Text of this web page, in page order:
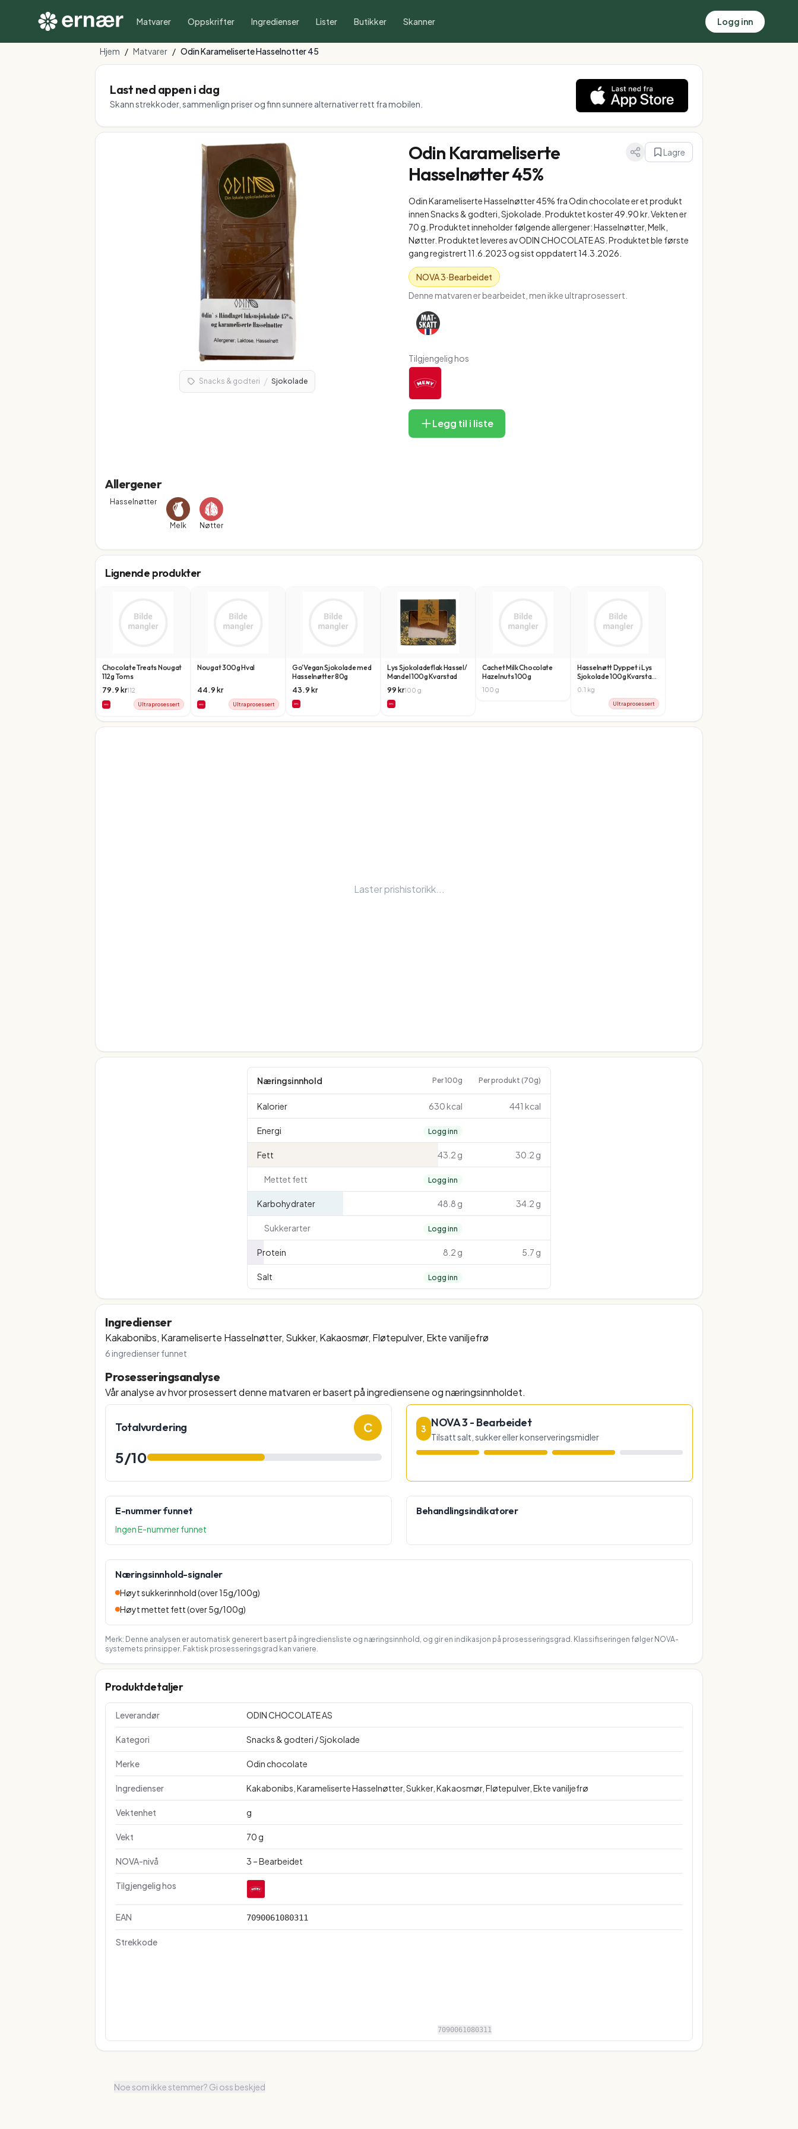
Matvarer Oppskrifter Ingredienser Lister Butikker Skanner Logg inn
Hjem / Matvarer / Odin Karameliserte Hasselnotter 45
Last ned appen i dag
Skann strekkoder, sammenlign priser og finn sunnere alternativer rett fra mobilen.
Snacks & godteri / Sjokolade
Odin Karameliserte
Hasselnøtter 45%
Lagre
Odin Karameliserte Hasselnøtter 45% fra Odin chocolate er et produkt
innen Snacks & godteri, Sjokolade. Produktet koster 49.90 kr. Vekten er
70 g. Produktet inneholder følgende allergener: Hasselnøtter, Melk,
Nøtter. Produktet leveres av ODIN CHOCOLATE AS. Produktet ble første
gang registrert 11.6.2023 og sist oppdatert 14.3.2026.
NOVA3·Bearbeidet
Denne matvaren er bearbeidet, men ikke ultraprosessert.
Tilgjengelig hos
Legg til i liste
Allergener
Hasselnøtter
Melk Nøtter
Lignende produkter
Chocolate Treats Nougat
112g Toms
79.9 kr112
Ultraprosessert
Nougat 300g Hval
44.9 kr
Ultraprosessert
Go'Vegan Sjokolade med
Hasselnøtter 80g
43.9 kr
Lys Sjokoladeflak Hassel/
Mandel 100g Kvarstad
99 kr100 g
Cachet Milk Chocolate
Hazelnuts 100g
100 g
Hasselnøtt Dyppet i Lys
Sjokolade 100g Kvarstad
Sjokolade
0.1 kg
Ultraprosessert
Laster prishistorikk...
Næringsinnhold Per 100g Per produkt (70g)
Kalorier 630 kcal 441 kcal
Energi Logg inn
Fett 43.2 g 30.2 g
Mettet fett Logg inn
Karbohydrater 48.8 g 34.2 g
Sukkerarter Logg inn
Protein 8.2 g 5.7 g
Salt Logg inn
Ingredienser
Kakabonibs, Karameliserte Hasselnøtter, Sukker, Kakaosmør, Fløtepulver, Ekte vaniljefrø
6 ingredienser funnet
Prosesseringsanalyse
Vår analyse av hvor prosessert denne matvaren er basert på ingrediensene og næringsinnholdet.
Totalvurdering C
5/10
3 NOVA 3 - Bearbeidet
Tilsatt salt, sukker eller konserveringsmidler
E-nummer funnet
Ingen E-nummer funnet
Behandlingsindikatorer
Næringsinnhold-signaler
Høyt sukkerinnhold (over 15g/100g)
Høyt mettet fett (over 5g/100g)
Merk: Denne analysen er automatisk generert basert på ingrediensliste og næringsinnhold, og gir en indikasjon på prosesseringsgrad. Klassifiseringen følger NOVA-
systemets prinsipper. Faktisk prosesseringsgrad kan variere.
Produktdetaljer
Leverandør ODIN CHOCOLATE AS
Kategori Snacks & godteri / Sjokolade
Merke Odin chocolate
Ingredienser Kakabonibs, Karameliserte Hasselnøtter, Sukker, Kakaosmør, Fløtepulver, Ekte vaniljefrø
Vektenhet g
Vekt 70 g
NOVA-nivå 3 – Bearbeidet
Tilgjengelig hos
EAN 7090061080311
Strekkode
7090061080311
Noe som ikke stemmer? Gi oss beskjed